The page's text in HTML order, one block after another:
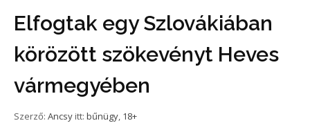
Elfogtak egy Szlovákiában
körözött szökevényt Heves
vármegyében
Szerző: Ancsy itt: bűnügy, 18+